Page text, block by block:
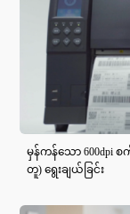
မှန်ကန်သော 600dpi
တူ) ရွေးချယ်ခြင်း